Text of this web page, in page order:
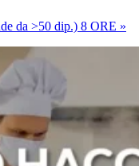
da >50 dip.) 8 ORE »